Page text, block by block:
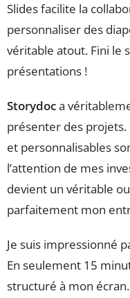
Slides facilite la
personnaliser des
véritable atout. Fini le
présentations !
Storydoca
présenter des
et personnalisables
l’attention de mes
devient un véritable
parfaitement mon
Je suis impressionné
En seulement 15
structuré à mon